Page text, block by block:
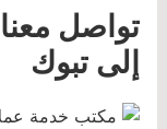
تواصل
إلى تبوك